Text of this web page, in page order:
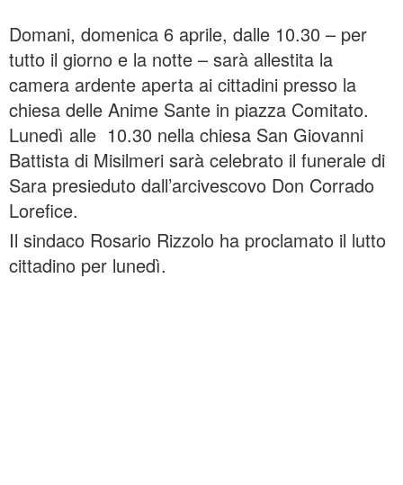
Domani, domenica 6 aprile, dalle 10.30 – per
tutto il giorno e la notte – sarà allestita la
camera ardente aperta ai cittadini presso la
chiesa delle Anime Sante in piazza Comitato.
Lunedì alle 10.30 nella chiesa San Giovanni
Battista di Misilmeri sarà celebrato il funerale di
Sara presieduto dall’arcivescovo Don Corrado
Lorefice.
Il sindaco Rosario Rizzolo ha proclamato il lutto
cittadino per lunedì.